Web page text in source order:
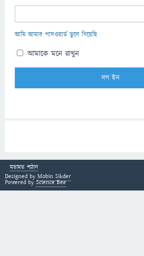
আমি আমার পাসওয়ার্ড ভুলে গিয়েছি
আমাকে মনে রাখুন
মতামত পাঠান
Designed by Mobin Sikder
Powered by Science Bee